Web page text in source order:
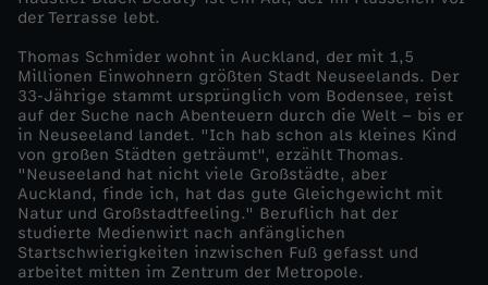
u
s
e
e
l
der Terrasse lebt.
Thomas Schmider wohnt in Auckland, der mit 1,5
Millionen Einwohnern größten Stadt Neuseelands. Der
33-Jährige stammt ursprünglich vom Bodensee, reist
auf der Suche nach Abenteuern durch die Welt – bis er
in Neuseeland landet. "Ich hab schon als kleines Kind
von großen Städten geträumt", erzählt Thomas.
"Neuseeland hat nicht viele Großstädte, aber
Auckland, finde ich, hat das gute Gleichgewicht mit
Natur und Großstadtfeeling." Beruflich hat der
studierte Medienwirt nach anfänglichen
Startschwierigkeiten inzwischen Fuß gefasst und
arbeitet mitten im Zentrum der Metropole.